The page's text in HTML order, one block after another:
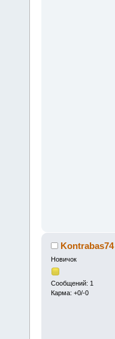
Kontrabas74
Новичок
Сообщений: 1
Карма: +0/-0